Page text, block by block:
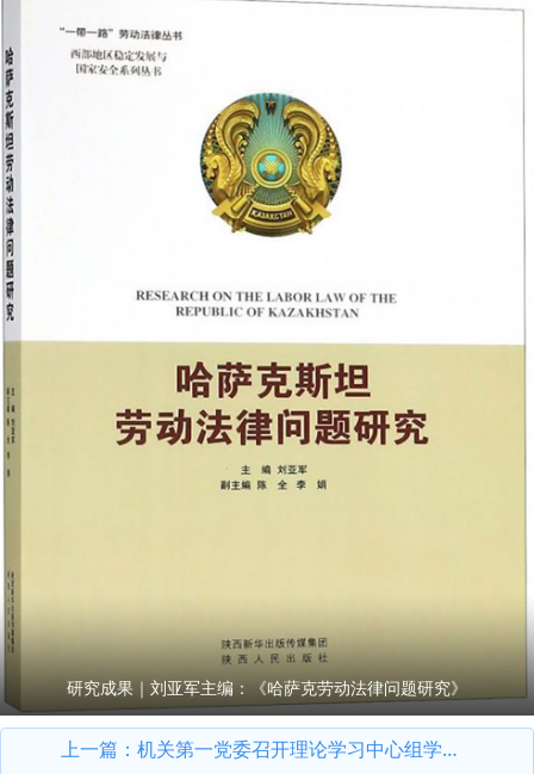
研究成果｜刘亚军主编：《哈萨克劳动法律问题研究》
上一篇： 机关第一党委召开理论学习中心组学习会议